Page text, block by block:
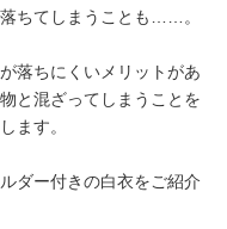
ちてしまうことも……。
落ちにくいメリットがあ
と混ざってしまうことを
ます。
ダー付きの白衣をご紹介